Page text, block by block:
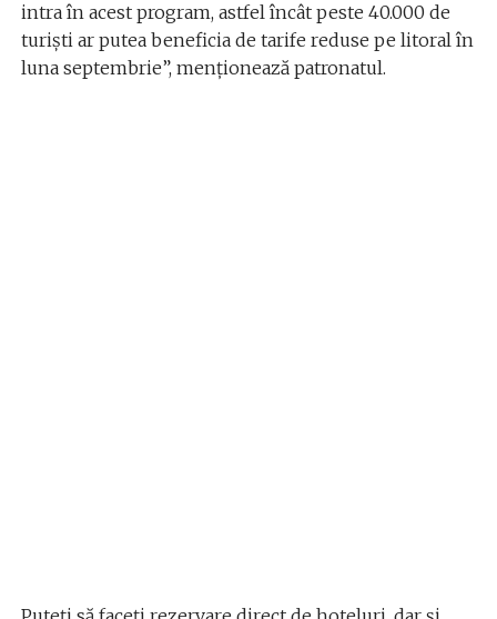
intra în acest program, astfel încât peste 40.000 de
turişti ar putea beneficia de tarife reduse pe litoral în
luna septembrie”, menţionează patronatul.